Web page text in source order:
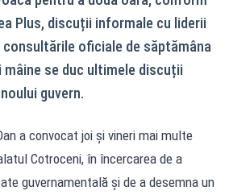
Plus, discuții informale cu liderii
oficiale de săptămâna
se duc ultimele discuții
guvern.
a convocat joi și vineri mai multe
Cotroceni, în încercarea de a
guvernamentală și de a desemna un